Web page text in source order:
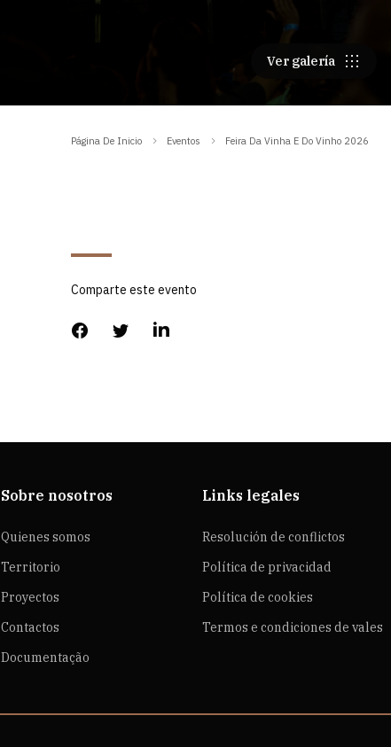
Ver galería
Página De Inicio Eventos Feira Da Vinha E Do Vinho 2026
Comparte este evento
Sobre nosotros
Quienes somos
Territorio
Proyectos
Contactos
Documentação
Links legales
Resolución de conflictos
Política de privacidad
Política de cookies
Termos e condiciones de vales